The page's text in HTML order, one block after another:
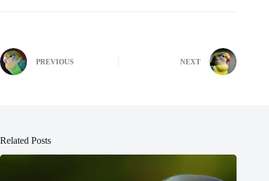
PREVIOUS NEXT
Related Posts